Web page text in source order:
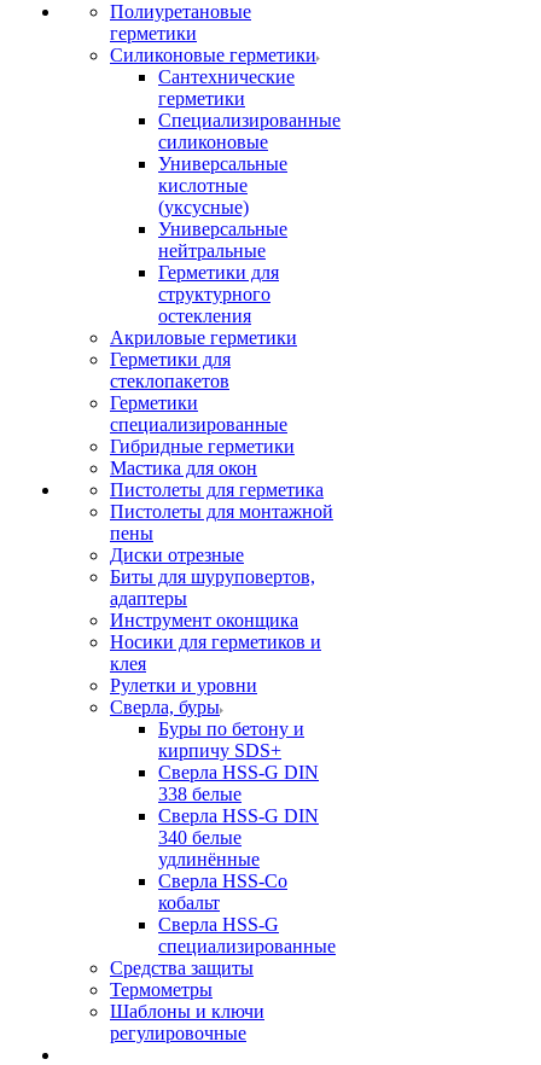
Полиуретановые
герметики
Силиконовые герметики
Сантехнические
герметики
Специализированные
силиконовые
Универсальные
кислотные
(уксусные)
Универсальные
нейтральные
Герметики для
структурного
остекления
Акриловые герметики
Герметики для
стеклопакетов
Герметики
специализированные
Гибридные герметики
Мастика для окон
Пистолеты для герметика
Пистолеты для монтажной
пены
Диски отрезные
Биты для шуруповертов,
адаптеры
Инструмент оконщика
Носики для герметиков и
клея
Рулетки и уровни
Сверла, буры
Буры по бетону и
кирпичу SDS+
Сверла HSS-G DIN
338 белые
Сверла HSS-G DIN
340 белые
удлинённые
Сверла HSS-Co
кобальт
Сверла HSS-G
специализированные
Средства защиты
Термометры
Шаблоны и ключи
регулировочные